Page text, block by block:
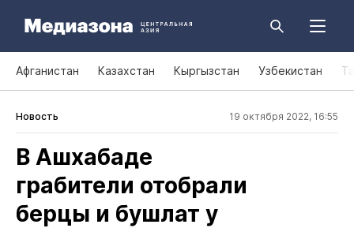
Афганистан Казахстан Кыргызстан Узбекистан
Новость 19 октября 2022, 16:55
В Ашхабаде
грабители отобрали
берцы и бушлат у